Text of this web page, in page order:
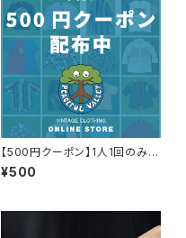
【500円クーポン】1人1回のみご
利用可能！
¥500